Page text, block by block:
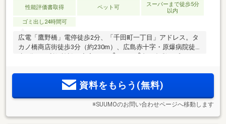
性能評価書取得 ペット可
スーパーまで徒歩5分
以内
ゴミ出し24時間可
広電「鷹野橋」電停徒歩2分、「千田町一丁目」アドレス。タ
カノ橋商店街徒歩3分（約230m）、広島赤十字・原爆病院徒
2 2
レジデンス。
資料をもらう(無料)
※SUUMOのお問い合わせページへ移動します